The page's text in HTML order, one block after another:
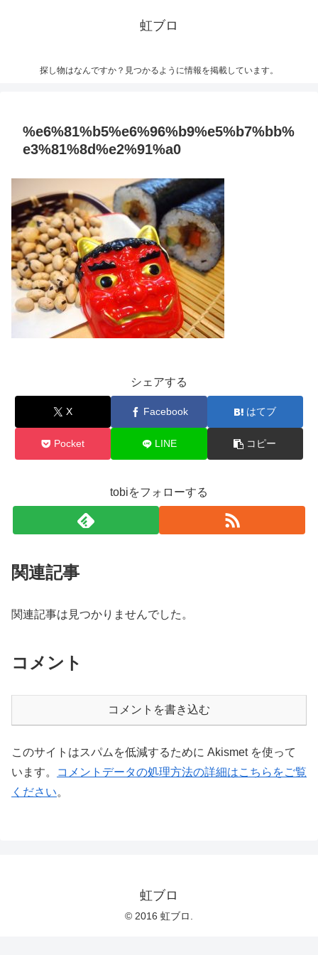
虹ブロ
探し物はなんですか？見つかるように情報を掲載しています。
%e6%81%b5%e6%96%b9%e5%b7%bb%
e3%81%8d%e2%91%a0
シェアする
X Facebook はてブ
Pocket LINE コピー
tobiをフォローする
関連記事
関連記事は見つかりませんでした。
コメント
コメントを書き込む
このサイトはスパムを低減するために Akismet を使って
います。
コメントデータの処理方法の詳細はこちらをご覧
ください。
虹ブロ
© 2016 虹ブロ.